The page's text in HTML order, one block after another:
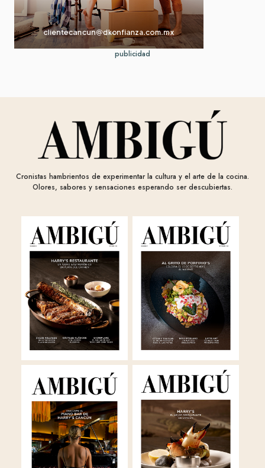
publicidad
Cronistas hambrientos de experimentar la cultura y el arte de la cocina.
Olores, sabores y sensaciones esperando ser descubiertas.